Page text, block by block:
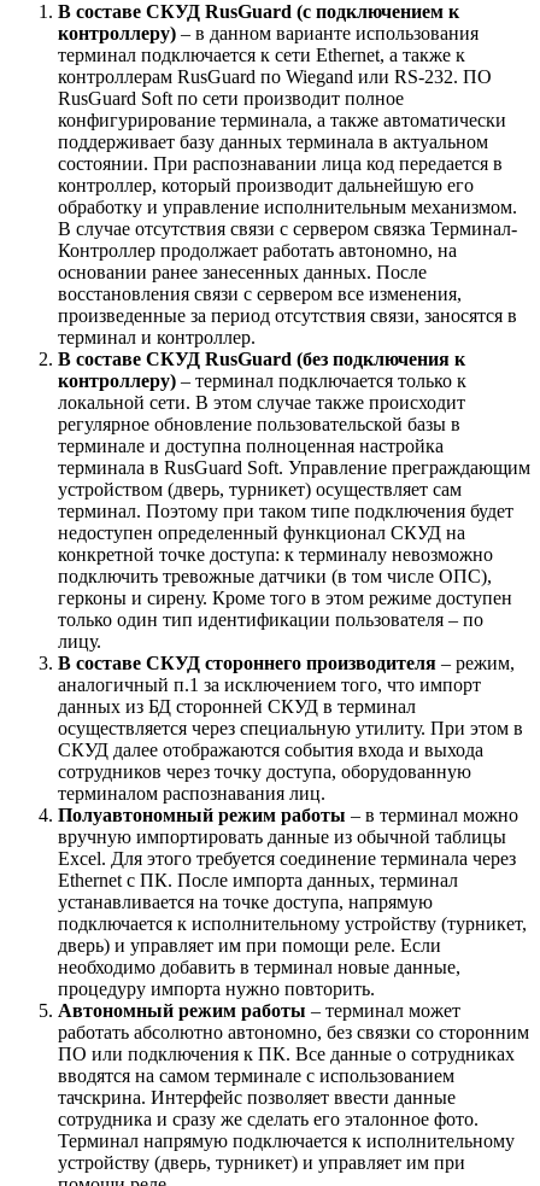
В составе СКУД RusGuard (с подключением к
контроллеру) – в данном варианте использования
терминал подключается к сети Ethernet, а также к
контроллерам RusGuard по Wiegand или RS-232. ПО
RusGuard Soft по сети производит полное
конфигурирование терминала, а также автоматически
поддерживает базу данных терминала в актуальном
состоянии. При распознавании лица код передается в
контроллер, который производит дальнейшую его
обработку и управление исполнительным механизмом.
В случае отсутствия связи с сервером связка Терминал-
Контроллер продолжает работать автономно, на
основании ранее занесенных данных. После
восстановления связи с сервером все изменения,
произведенные за период отсутствия связи, заносятся в
терминал и контроллер.
В составе СКУД RusGuard (без подключения к
контроллеру) – терминал подключается только к
локальной сети. В этом случае также происходит
регулярное обновление пользовательской базы в
терминале и доступна полноценная настройка
терминала в RusGuard Soft. Управление преграждающим
устройством (дверь, турникет) осуществляет сам
терминал. Поэтому при таком типе подключения будет
недоступен определенный функционал СКУД на
конкретной точке доступа: к терминалу невозможно
подключить тревожные датчики (в том числе ОПС),
герконы и сирену. Кроме того в этом режиме доступен
только один тип идентификации пользователя – по
лицу.
В составе СКУД стороннего производителя – режим,
аналогичный п.1 за исключением того, что импорт
данных из БД сторонней СКУД в терминал
осуществляется через специальную утилиту. При этом в
СКУД далее отображаются события входа и выхода
сотрудников через точку доступа, оборудованную
терминалом распознавания лиц.
Полуавтономный режим работы – в терминал можно
вручную импортировать данные из обычной таблицы
Excel. Для этого требуется соединение терминала через
Ethernet с ПК. После импорта данных, терминал
устанавливается на точке доступа, напрямую
подключается к исполнительному устройству (турникет,
дверь) и управляет им при помощи реле. Если
необходимо добавить в терминал новые данные,
процедуру импорта нужно повторить.
Автономный режим работы – терминал может
работать абсолютно автономно, без связки со сторонним
ПО или подключения к ПК. Все данные о сотрудниках
вводятся на самом терминале с использованием
тачскрина. Интерфейс позволяет ввести данные
сотрудника и сразу же сделать его эталонное фото.
Терминал напрямую подключается к исполнительному
устройству (дверь, турникет) и управляет им при